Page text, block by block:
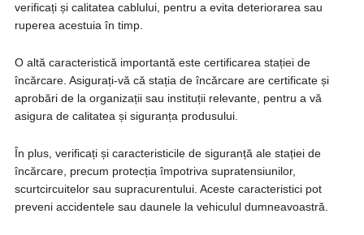
verificați și calitatea cablului, pentru a evita deteriorarea sau
ruperea acestuia în timp.
O altă caracteristică importantă este certificarea stației de
încărcare. Asigurați-vă că stația de încărcare are certificate și
aprobări de la organizații sau instituții relevante, pentru a vă
asigura de calitatea și siguranța produsului.
În plus, verificați și caracteristicile de siguranță ale stației de
încărcare, precum protecția împotriva supratensiunilor,
scurtcircuitelor sau supracurentului. Aceste caracteristici pot
preveni accidentele sau daunele la vehiculul dumneavoastră.